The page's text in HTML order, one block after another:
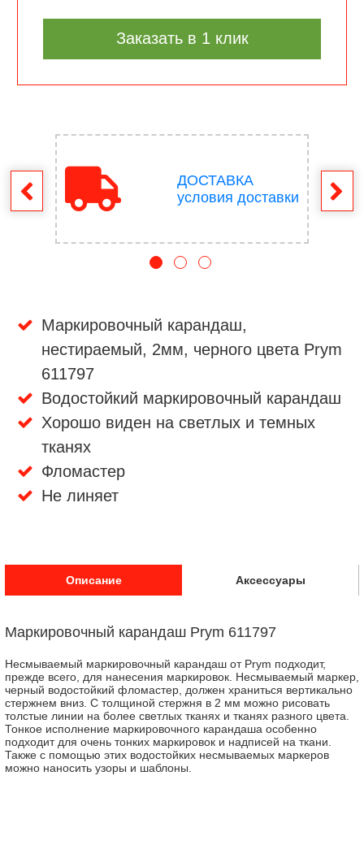
Заказать в 1 клик
ДОСТАВКА
условия доставки
Маркировочный карандаш,
нестираемый, 2мм, черного цвета Prym
611797
Водостойкий маркировочный карандаш
Хорошо виден на светлых и темных
тканях
Фломастер
Не линяет
Описание Аксессуары
Маркировочный карандаш Prym 611797
Несмываемый маркировочный карандаш от Prym подходит,
прежде всего, для нанесения маркировок. Несмываемый маркер,
черный водостойкий фломастер, должен храниться вертикально
стержнем вниз. С толщиной стержня в 2 мм можно рисовать
толстые линии на более светлых тканях и тканях разного цвета.
Тонкое исполнение маркировочного карандаша особенно
подходит для очень тонких маркировок и надписей на ткани.
Также с помощью этих водостойких несмываемых маркеров
можно наносить узоры и шаблоны.